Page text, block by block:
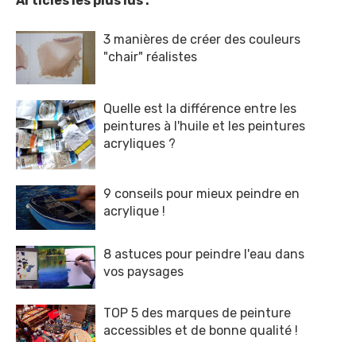
3 manières de créer des couleurs
"chair" réalistes
Quelle est la différence entre les
peintures à l'huile et les peintures
acryliques ?
9 conseils pour mieux peindre en
acrylique !
8 astuces pour peindre l'eau dans
vos paysages
TOP 5 des marques de peinture
accessibles et de bonne qualité !